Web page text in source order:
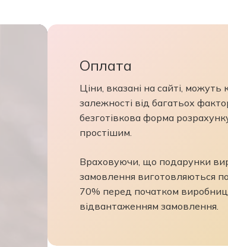
Ціни, вказані на сайті, можуть
залежності від багатьох
безготівкова форма
простішим.
замовлення виготовляються
70% перед початком
відвантаженням замовлення.